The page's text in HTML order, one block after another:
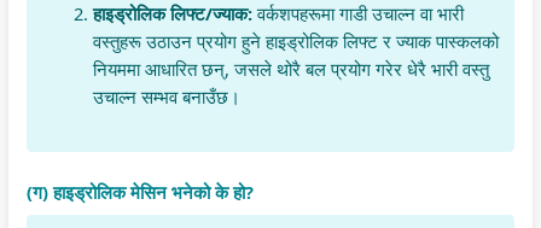
हाइड्रोलिक लिफ्ट/ज्याक:वर्कशपहरूमा गाडी उचाल्न वा भारी
वस्तुहरू उठाउन प्रयोग हुने हाइड्रोलिक लिफ्ट र ज्याक पास्कलको
नियममा आधारित छन्, जसले थोरै बल प्रयोग गरेर धेरै भारी वस्तु
उचाल्न सम्भव बनाउँछ।
(ग) हाइड्रोलिक मेसिन भनेको के हो?